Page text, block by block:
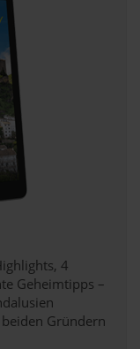
4
Geheimtipps –
Gründern